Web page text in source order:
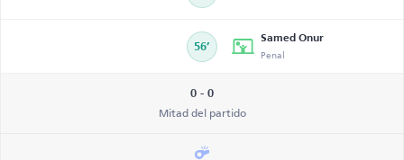
56’
Samed Onur
Penal
0 - 0
Mitad del partido